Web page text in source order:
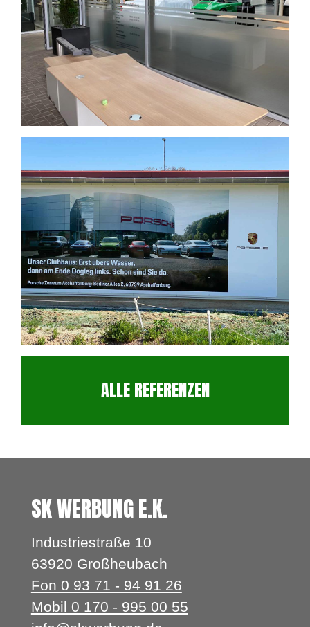
ALLE REFERENZEN
SK WERBUNG E.K.
Industriestraße 10
63920 Großheubach
Fon 0 93 71 - 94 91 26
Mobil 0 170 - 995 00 55